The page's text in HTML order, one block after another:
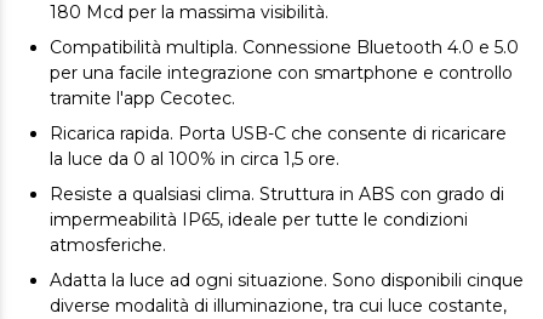
180 Mcd per la massima visibilità.
Compatibilità multipla. Connessione Bluetooth 4.0 e 5.0
per una facile integrazione con smartphone e controllo
tramite l'app Cecotec.
Ricarica rapida. Porta USB-C che consente di ricaricare
la luce da 0 al 100% in circa 1,5 ore.
Resiste a qualsiasi clima. Struttura in ABS con grado di
impermeabilità IP65, ideale per tutte le condizioni
atmosferiche.
Adatta la luce ad ogni situazione. Sono disponibili cinque
diverse modalità di illuminazione, tra cui luce costante,